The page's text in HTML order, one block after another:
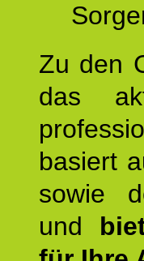
Zu den
das
basiert
sowie
und